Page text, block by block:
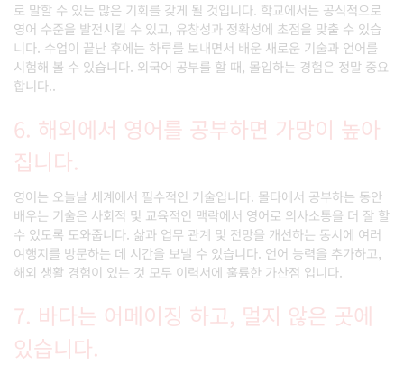
로 말할 수 있는 많은 기회를 갖게 될 것입니다. 학교에서는 공식적으로
영어 수준을 발전시킬 수 있고, 유창성과 정확성에 초점을 맞출 수 있습
니다. 수업이 끝난 후에는 하루를 보내면서 배운 새로운 기술과 언어를
시험해 볼 수 있습니다. 외국어 공부를 할 때, 몰입하는 경험은 정말 중요
합니다..
6. 해외에서 영어를 공부하면 가망이 높아
집니다.
영어는 오늘날 세계에서 필수적인 기술입니다. 몰타에서 공부하는 동안
배우는 기술은 사회적 및 교육적인 맥락에서 영어로 의사소통을 더 잘 할
수 있도록 도와줍니다. 삶과 업무 관계 및 전망을 개선하는 동시에 여러
여행지를 방문하는 데 시간을 보낼 수 있습니다. 언어 능력을 추가하고,
해외 생활 경험이 있는 것 모두 이력서에 훌륭한 가산점 입니다.
7. 바다는 어메이징 하고, 멀지 않은 곳에
있습니다.